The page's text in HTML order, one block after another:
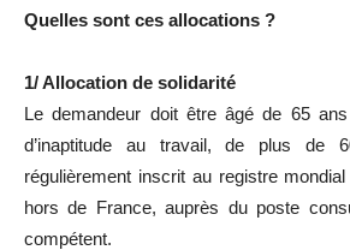
Quelles sont ces allocations ?
1/ Allocation de solidarité
Le demandeur doit être âgé de 65
d’inaptitude au travail, de plus de
régulièrement inscrit au registre
hors de France, auprès du poste
compétent.